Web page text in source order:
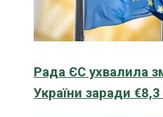
Рада ЄС ухвалила
України заради